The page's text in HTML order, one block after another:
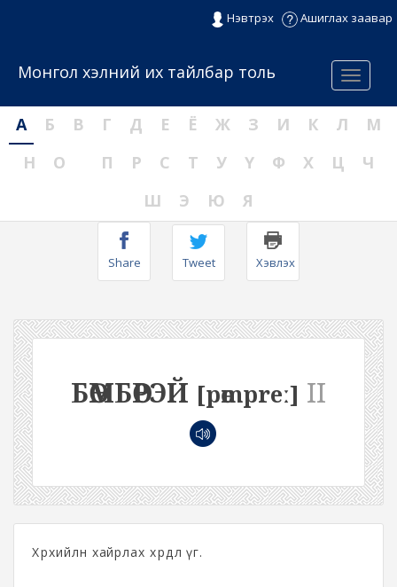
Нэвтрэх Ашиглах заавар
Menu
Монгол хэлний их тайлбар толь
А Б В Г Д Е Ё Ж З И К Л
М
Н
О П Р С Т У Ү Ф Х Ц
Ч
Ш
Э Ю Я
Share Tweet Хэвлэх
БӨМБӨРЭЙ [pөmpreː] II
Хөөрхийлөн хайрлах өхөөрдөл үг.